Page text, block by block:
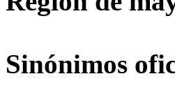
Sinónimos